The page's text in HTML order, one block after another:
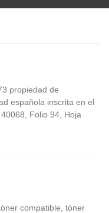
propiedad de
española inscrita en el
Folio 94, Hoja
compatible, tóner